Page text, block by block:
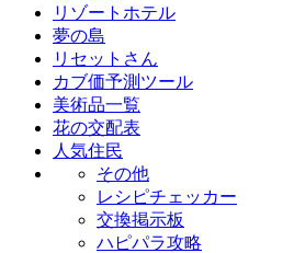
リゾートホテル
夢の島
リセットさん
カブ価予測ツール
美術品一覧
花の交配表
人気住民
その他
レシピチェッカー
交換掲示板
ハピパラ攻略